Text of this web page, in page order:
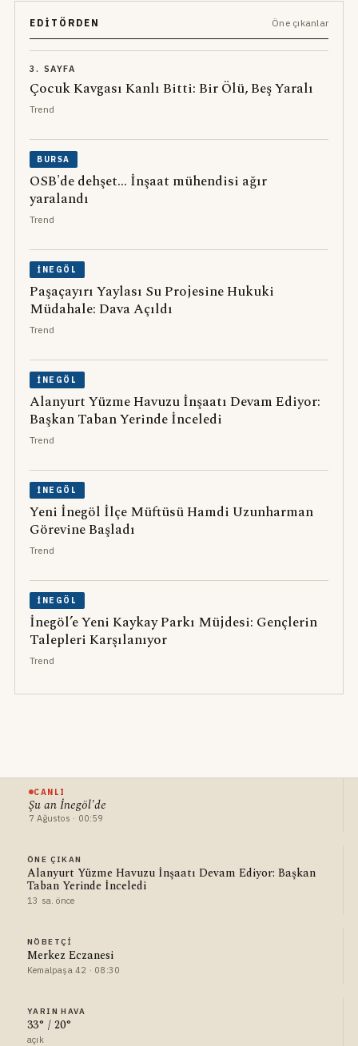
EDITÖRDEN Öne çıkanlar
3. SAYFA
Çocuk Kavgası Kanlı Bitti: Bir Ölü, Beş Yaralı
Trend
BURSA
OSB'de dehşet... İnşaat mühendisi ağır
yaralandı
Trend
İNEGÖL
Paşaçayırı Yaylası Su Projesine Hukuki
Müdahale: Dava Açıldı
Trend
İNEGÖL
Alanyurt Yüzme Havuzu İnşaatı Devam Ediyor:
Başkan Taban Yerinde İnceledi
Trend
İNEGÖL
Yeni İnegöl İlçe Müftüsü Hamdi Uzunharman
Görevine Başladı
Trend
İNEGÖL
İnegöl’e Yeni Kaykay Parkı Müjdesi: Gençlerin
Talepleri Karşılanıyor
Trend
CANLI
Şu an İnegöl'de
7 Ağustos · 00:59
ÖNE ÇIKAN
Alanyurt Yüzme Havuzu İnşaatı Devam Ediyor: Başkan
Taban Yerinde İnceledi
13 sa. önce
NÖBETÇI
Merkez Eczanesi
Kemalpaşa 42 · 08:30
YARIN HAVA
33° / 20°
açık